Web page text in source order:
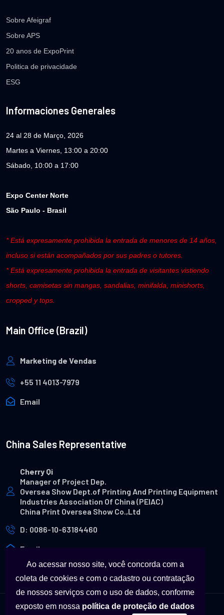
Sobre Afeigraf
Sobre APS
20 anos de ExpoPrint
Politica de privacidade
ESG
Informaciones Generales
24 al 28 de Março, 2026
Martes a Viernes, 13:00 a 20:00
Sábado, 10:00 a 17:00
Expo Center Norte
São Paulo - Brasil
* Está expresamente prohibida la entrada de menores de 14 años,
incluso si están acompañados por sus padres o tutores.
* Está expresamente prohibida la entrada de visitantes vistiendo
shorts, camisetas sin mangas, sandalias, minifalda, minishorts,
cropped y tops.
Main Office (Brazil)
Marketing de Vendas
+55 11 4013-7979
Email
China Sales Representative
Cherry Qi
Manager of Project Dep.
Oversea Show Dept.of Printing And Printing Equipment
Industries Association Of China (PEIAC)
China Print Oversea Show Co.,Ltd
D: 0086-10-63184460
Email
Ao acessar nosso site, você concorda com a
coleta de cookies e com o cadastro ou contratação
de nossos serviços com o uso de dados, conforme
exposto em nossa política de proteção de dados